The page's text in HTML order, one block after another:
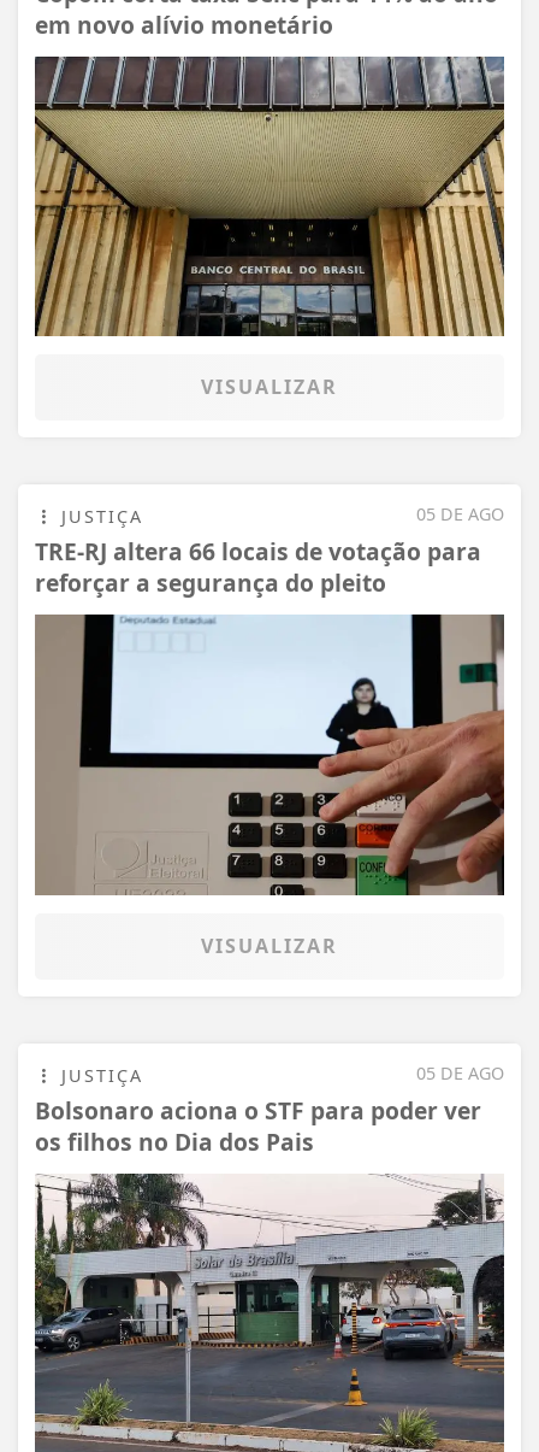
em novo alívio monetário
VISUALIZAR
05 DE AGO
JUSTIÇA
TRE-RJ altera 66 locais de votação para
reforçar a segurança do pleito
VISUALIZAR
05 DE AGO
JUSTIÇA
Bolsonaro aciona o STF para poder ver
os filhos no Dia dos Pais